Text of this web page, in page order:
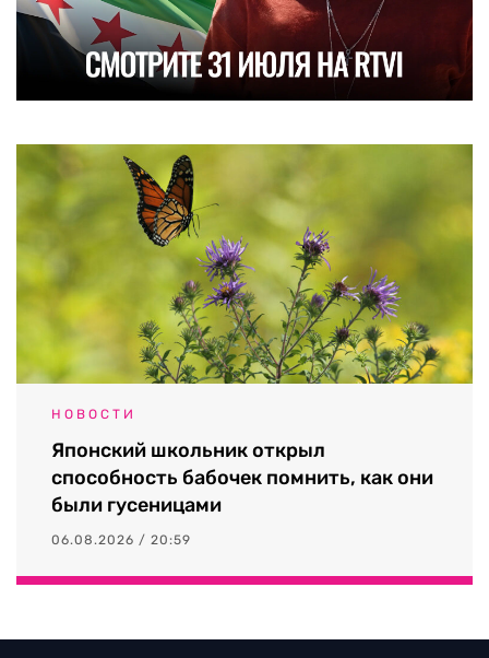
НОВОСТИ
Японский школьник открыл
способность бабочек помнить, как они
были гусеницами
06.08.2026 / 20:59